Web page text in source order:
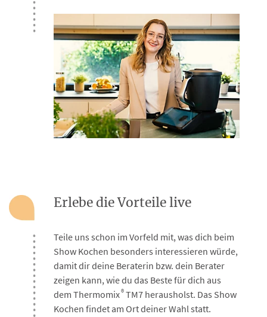
Erlebe die Vorteile live
Teile uns schon im Vorfeld mit, was dich beim
Show Kochen besonders interessieren würde,
damit dir deine Beraterin bzw. dein Berater
zeigen kann, wie du das Beste für dich aus
dem Thermomix®TM7 herausholst. Das Show
Kochen findet am Ort deiner Wahl statt.